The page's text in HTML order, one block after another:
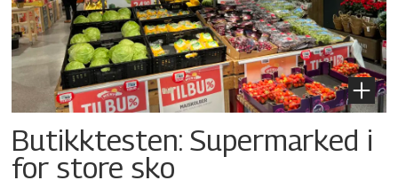
Butikktesten: Supermarked i
for store sko